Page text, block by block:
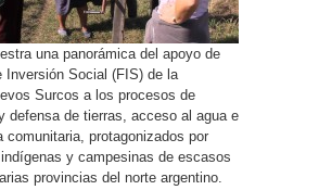
una panorámica del apoyo de
Inversión Social (FIS) de la
Surcos a los procesos de
defensa de tierras, acceso al agua e
comunitaria, protagonizados por
y campesinas de escasos
provincias del norte argentino.